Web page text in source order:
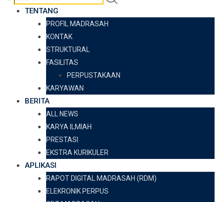
TENTANG
PROFIL MADRASAH
KONTAK
STRUKTURAL
FASILITAS
PERPUSTAKAAN
KARYAWAN
BERITA
ALL NEWS
KARYA ILMIAH
PRESTASI
EKSTRA KURIKULER
APLIKASI
RAPOT DIGITAL MADRASAH (RDM)
ELEKRONIK PERPUS